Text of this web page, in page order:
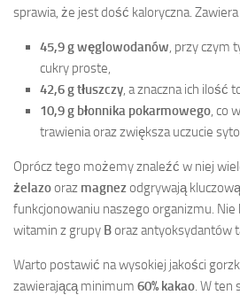
sprawia, że jest dość kaloryczna. Zawiera
45,9 g węglowodanów , przy czym
cukry proste,
42,6 g tłuszczy , a znaczna ich ilość
10,9 g błonnika pokarmowego , co
trawienia oraz zwiększa uczucie
Oprócz tego możemy znaleźć w niej
żelazooraz magnezodgrywają
funkcjonowaniu naszego organizmu.
witamin z grupy Boraz antyoksydantów
Warto postawić na wysokiej jakości
zawierającą minimum 60% kakao . W